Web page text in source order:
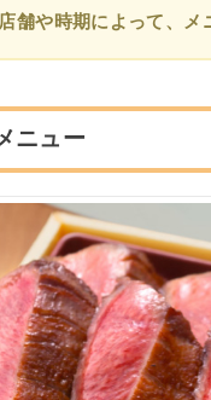
舗や時期によって、メ
ニュー